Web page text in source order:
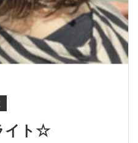
イト☆